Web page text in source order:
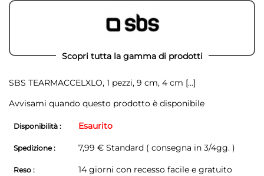
Scopri tutta la gamma di prodotti
SBS TEARMACCELXLO, 1 pezzi, 9 cm, 4 cm [...]
Avvisami quando questo prodotto è disponibile
Disponibilità : Esaurito
Spedizione : 7,99 € Standard ( consegna in 3/4gg. )
Reso : 14 giorni con recesso facile e gratuito